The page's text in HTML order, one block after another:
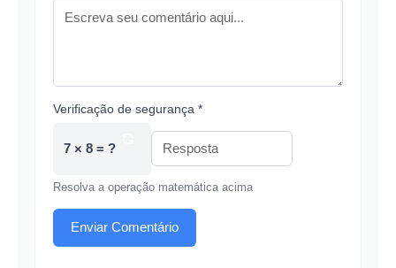
Verificação de segurança *
7 × 8 = ?
Resolva a operação matemática acima
Enviar Comentário